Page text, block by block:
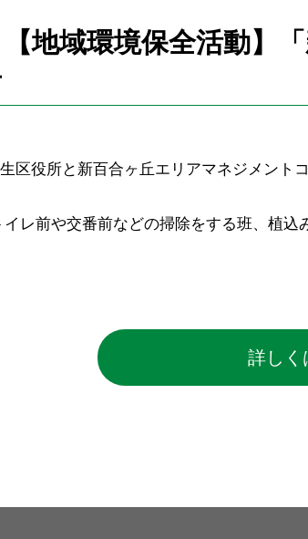
【地域環境保全活動】
区役所と新百合ヶ丘エリアマネジメン
レ前や交番前などの掃除をする班、植
詳しく